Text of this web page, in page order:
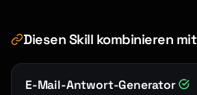
Diesen Skill kombinieren mit
E-Mail-Antwort-Generator